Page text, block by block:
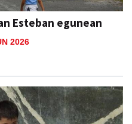
Esteban egunean
2026